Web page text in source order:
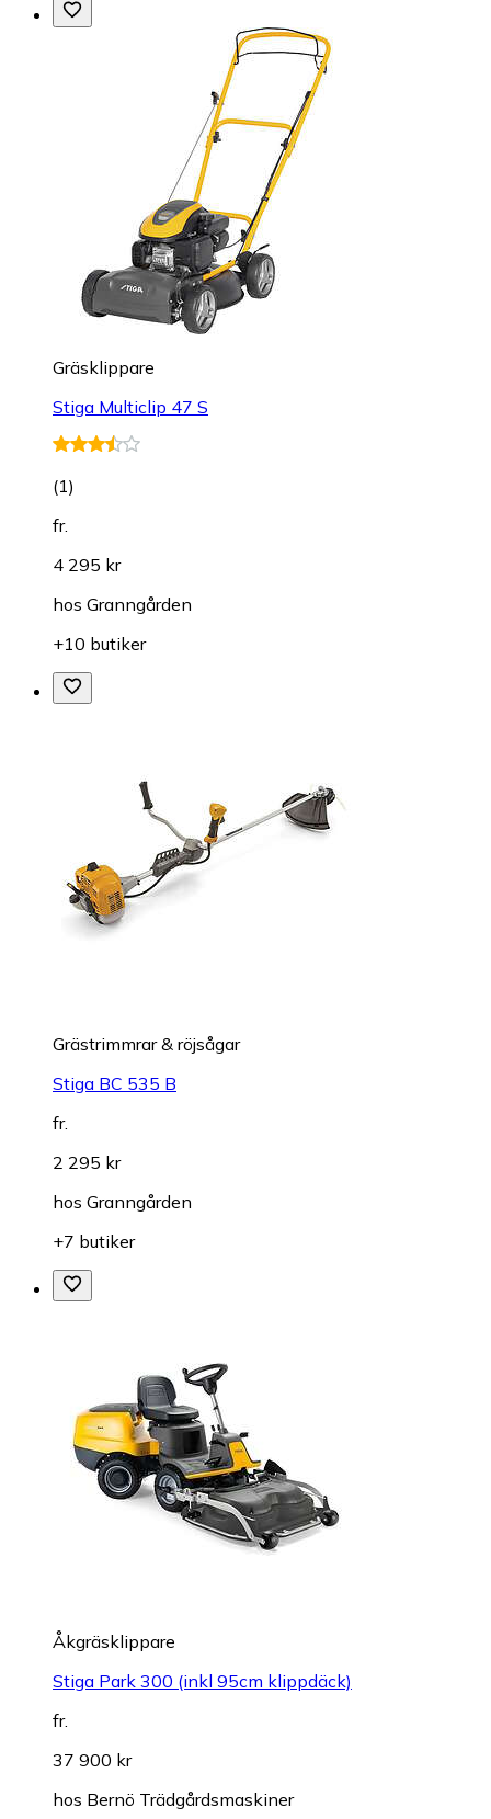
Gräsklippare
Stiga Multiclip 47 S
(1)
fr.
4 295 kr
hos Granngården
+10 butiker
Grästrimmrar & röjsågar
Stiga BC 535 B
fr.
2 295 kr
hos Granngården
+7 butiker
Åkgräsklippare
Stiga Park 300 (inkl 95cm klippdäck)
fr.
37 900 kr
hos Bernö Trädgårdsmaskiner